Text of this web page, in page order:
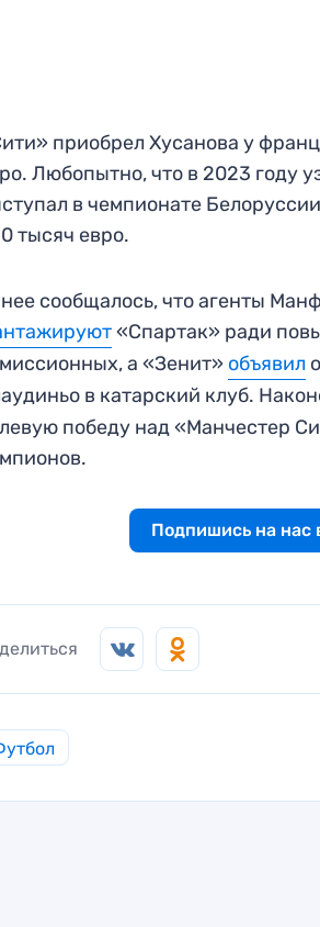
приобрел Хусанова у
Любопытно, что в 2023 году
в чемпионате
тысяч евро.
сообщалось, что агенты
«Спартак» ради
а «Зенит» объявил
в катарский клуб.
победу над «Манчестер
Подпишись на нас